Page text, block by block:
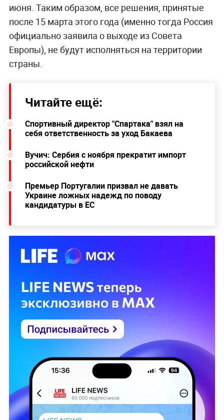
июня. Таким образом, все решения, принятые
после 15 марта этого года (именно тогда Россия
официально заявила о выходе из Совета
Европы), не будут исполняться на территории
страны.
Читайте ещё:
Спортивный директор "Спартака" взял на
себя ответственность за уход Бакаева
Вучич: Сербия с ноября прекратит импорт
российской нефти
Премьер Португалии призвал не давать
Украине ложных надежд по поводу
кандидатуры в ЕС